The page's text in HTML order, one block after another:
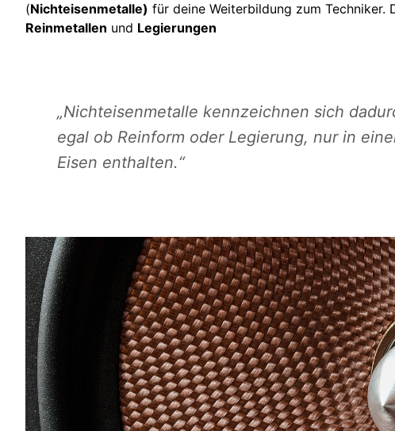
(Nichteisenmetalle) für deine Weiterbildung zum Techniker.
Reinmetallen und Legierungen
„Nichteisenmetalle kennzeichnen sich
egal ob Reinform oder Legierung, nur in
Eisen enthalten.“